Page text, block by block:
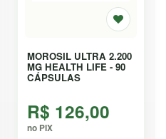
MOROSIL ULTRA 2.200
MG HEALTH LIFE - 90
CÁPSULAS
R$ 126,00
no PIX